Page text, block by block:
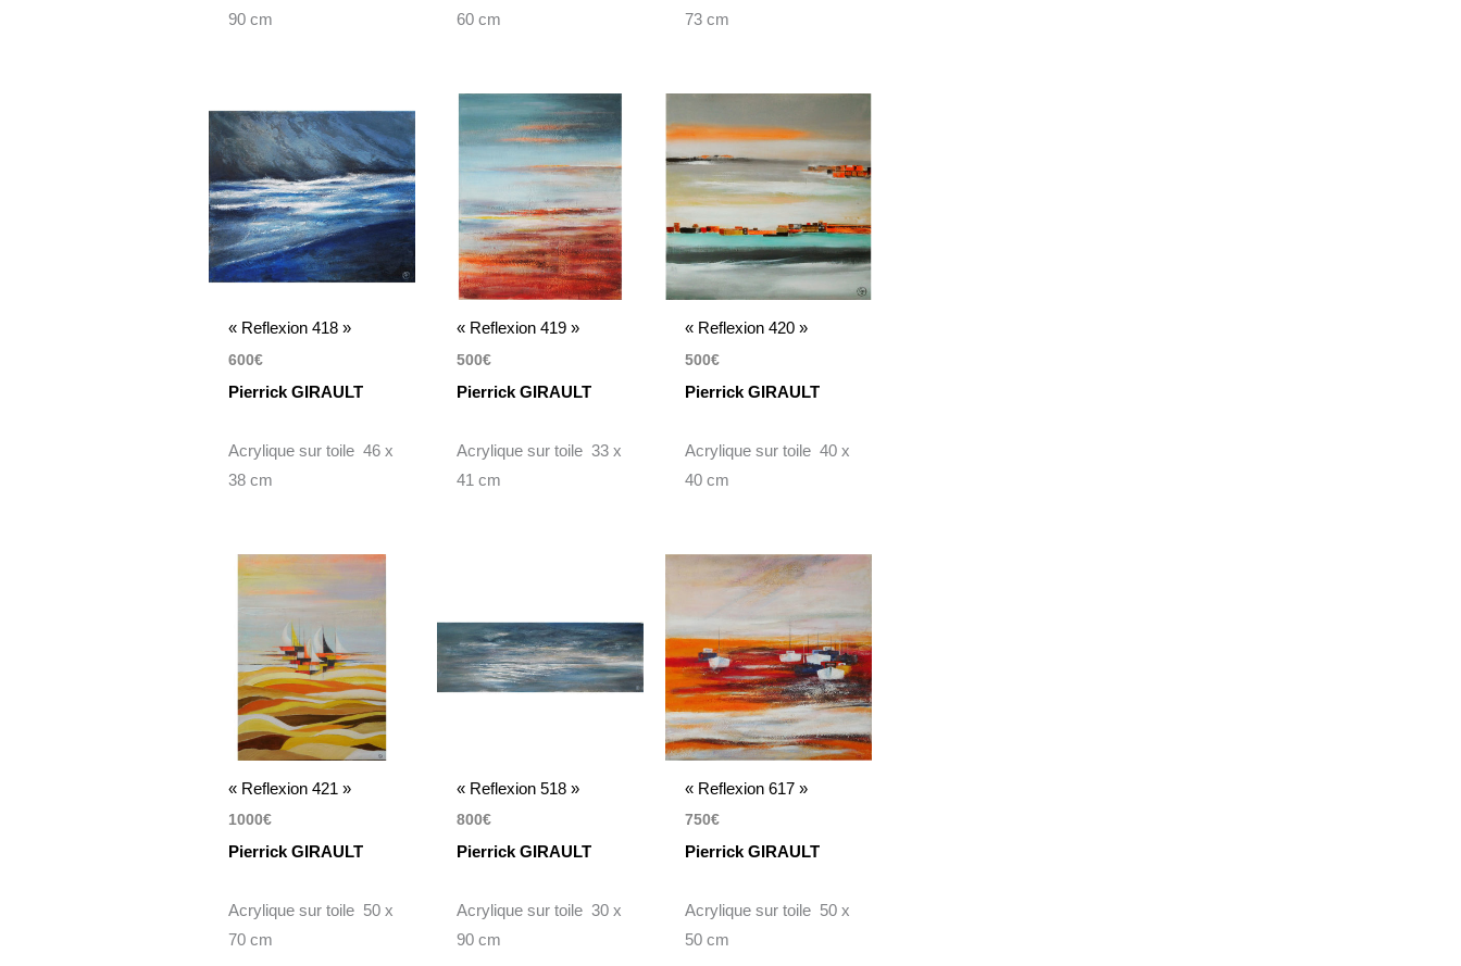
90 cm
60 cm
73 cm
« Reflexion 418 »
600€
Pierrick GIRAULT
Acrylique sur toile 46 x
38 cm
« Reflexion 419 »
500€
Pierrick GIRAULT
Acrylique sur toile 33 x
41 cm
« Reflexion 420 »
500€
Pierrick GIRAULT
Acrylique sur toile 40 x
40 cm
« Reflexion 421 »
1000€
Pierrick GIRAULT
Acrylique sur toile 50 x
70 cm
« Reflexion 518 »
800€
Pierrick GIRAULT
Acrylique sur toile 30 x
90 cm
« Reflexion 617 »
750€
Pierrick GIRAULT
Acrylique sur toile 50 x
50 cm